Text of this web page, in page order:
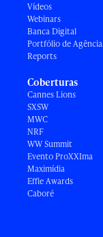
Vídeos
Webinars
Banca Digital
Portfólio de
Reports
Coberturas
Cannes Lions
SXSW
MWC
NRF
WW Summit
Evento ProXXIma
Maximídia
Effie Awards
Caboré